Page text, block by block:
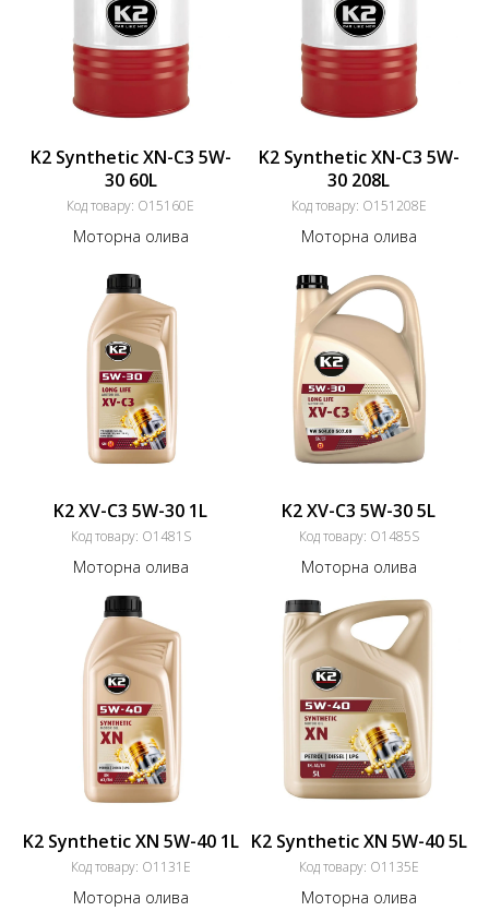
K2 Synthetic XN-C3 5W-
30 60L
Код товару: O15160E
Моторна олива
K2 Synthetic XN-C3 5W-
30 208L
Код товару: O151208E
Моторна олива
K2 XV-C3 5W-30 1L
Код товару: O1481S
Моторна олива
K2 XV-C3 5W-30 5L
Код товару: O1485S
Моторна олива
K2 Synthetic XN 5W-40 1L
Код товару: O1131E
Моторна олива
K2 Synthetic XN 5W-40 5L
Код товару: O1135E
Моторна олива